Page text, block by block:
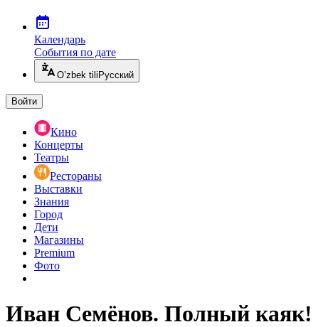
Календарь
События по дате
O’zbek tili Русский
Войти
Кино
Концерты
Театры
Рестораны
Выставки
Знания
Город
Дети
Магазины
Premium
Фото
Иван Семёнов. Полный каяк!